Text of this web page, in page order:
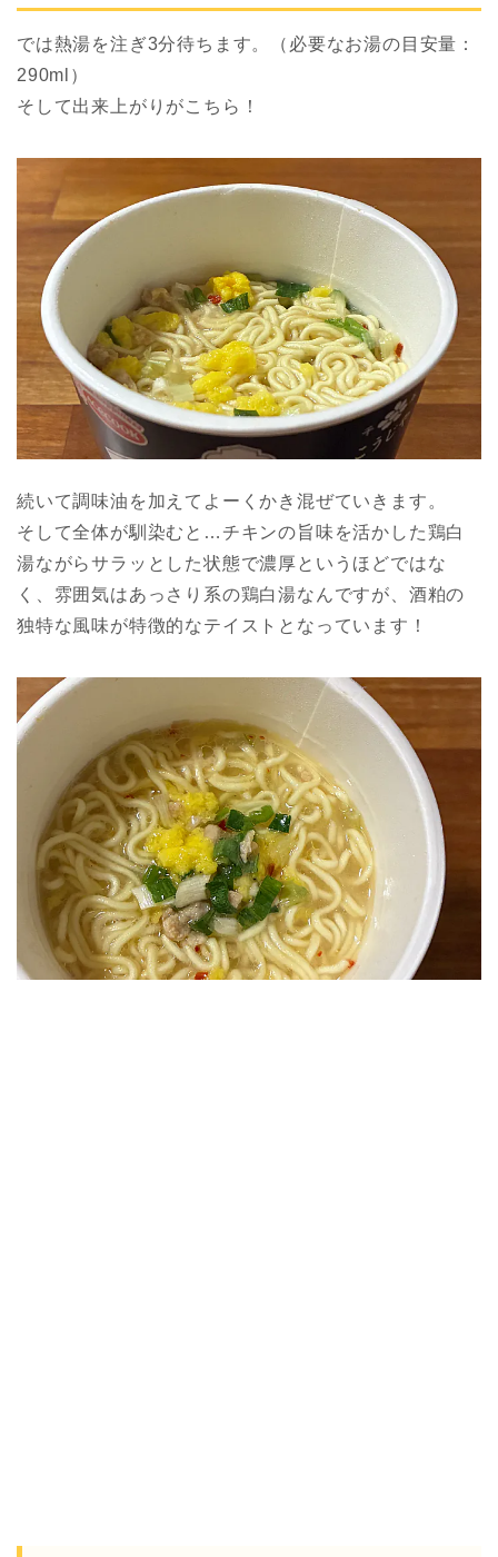
では熱湯を注ぎ3分待ちます。（必要なお湯の目安量：
290ml）
そして出来上がりがこちら！
続いて調味油を加えてよーくかき混ぜていきます。
そして全体が馴染むと…チキンの旨味を活かした鶏白
湯ながらサラッとした状態で濃厚というほどではな
く、雰囲気はあっさり系の鶏白湯なんですが、酒粕の
独特な風味が特徴的なテイストとなっています！